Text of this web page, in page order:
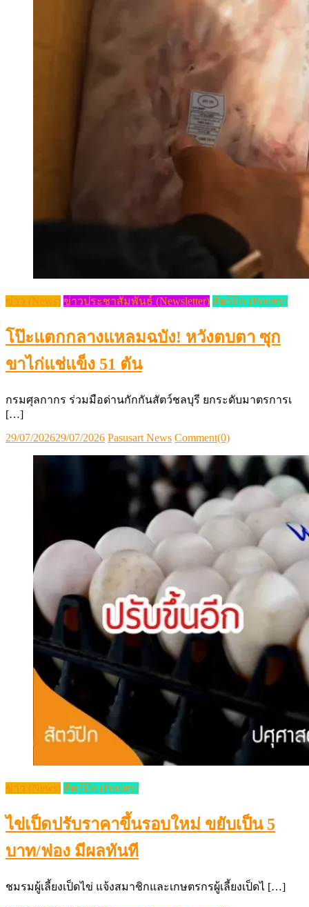
ข่าว (News) ข่าวประชาสัมพันธ์ (Newsletter) สัตว์ปีก (Poultry)
โป๊ะแตกกลางแหลมฉบัง! หวังตบตา ซุก
ขาไก่แช่แข็ง 51 ตัน
กรมศุลกากร ร่วมมือด่านกักกันสัตว์ชลบุรี ยกระดับมาตรการเ
[…]
Posted
29/07/202629/07/2026 Author
Pasusart News Comment(0)
ข่าว (News) สัตว์ปีก (Poultry)
ไข่เป็ดปรับราคาขึ้นรอบใหม่ ขยับเป็น 5
บาท/ฟอง มีผลทันที
ชมรมผู้เลี้ยงเป็ดไข่ แจ้งสมาชิกและเกษตรกรผู้เลี้ยงเป็ดไ […]